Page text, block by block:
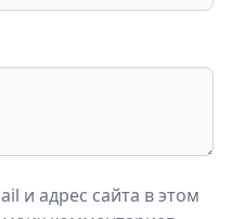
и адрес сайта в этом